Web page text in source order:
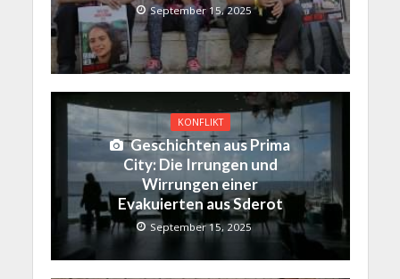
September 15, 2025
KONFLIKT
Geschichten aus Prima
City: Die Irrungen und
Wirrungen einer
Evakuierten aus Sderot
September 15, 2025